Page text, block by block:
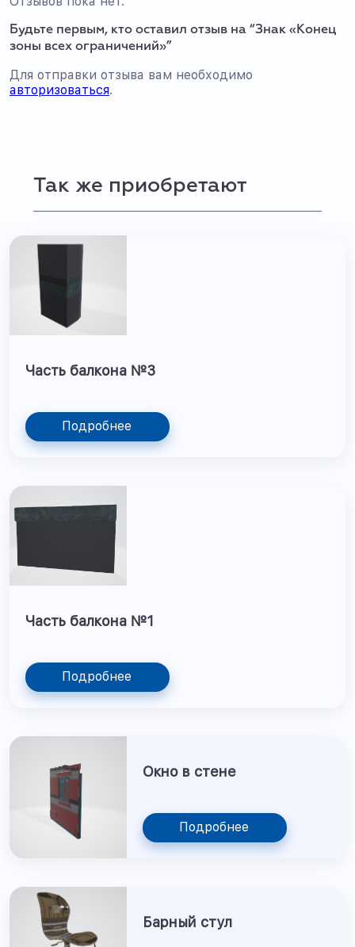
Будьте первым, кто оставил отзыв на “Знак «Конец
зоны всех ограничений»”
Для отправки отзыва вам необходимо
авторизоваться.
Так же приобретают
Часть балкона №3
Подробнее
Часть балкона №1
Подробнее
Окно в стене
Подробнее
Барный стул